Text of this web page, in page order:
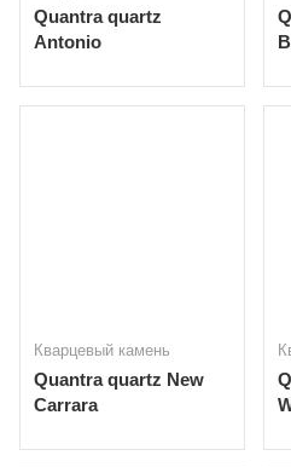
Quantra quartz
Antonio
Кварцевый камень
Quantra quartz New
Carrara